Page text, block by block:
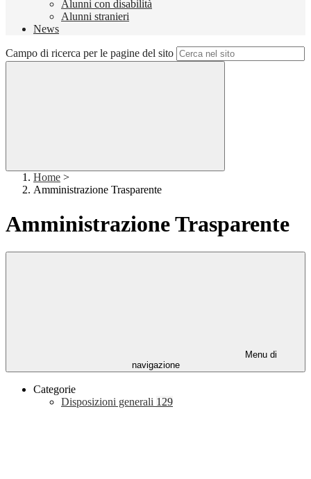
Alunni con disabilità
Alunni stranieri
News
Campo di ricerca per le pagine del sito
Home >
Amministrazione Trasparente
Amministrazione Trasparente
Menu di
navigazione
Categorie
Disposizioni generali 129